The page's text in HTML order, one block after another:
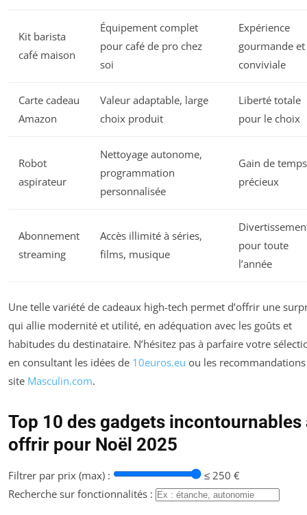
Kit barista
café maison
Équipement complet
pour café de pro chez
soi
Expérience
gourmande et
conviviale
Carte cadeau
Amazon
Valeur adaptable, large
choix produit
Liberté totale
pour le choix
Robot
aspirateur
Nettoyage autonome,
programmation
personnalisée
Gain de temps
précieux
Abonnement
streaming
Accès illimité à séries,
films, musique
pour toute
l’année
Une telle variété de cadeaux high-tech permet d’offrir une
qui allie modernité et utilité, en adéquation avec les goûts et
habitudes du destinataire. N’hésitez pas à parfaire votre
en consultant les idées de 10euros.eu ou les
site Masculin.com.
Top 10 des gadgets incontournables
offrir pour Noël 2025
Filtrer par prix (max) :
≤ 250 €
Recherche sur fonctionnalités :